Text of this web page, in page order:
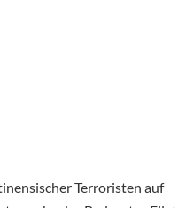
Terroristen auf